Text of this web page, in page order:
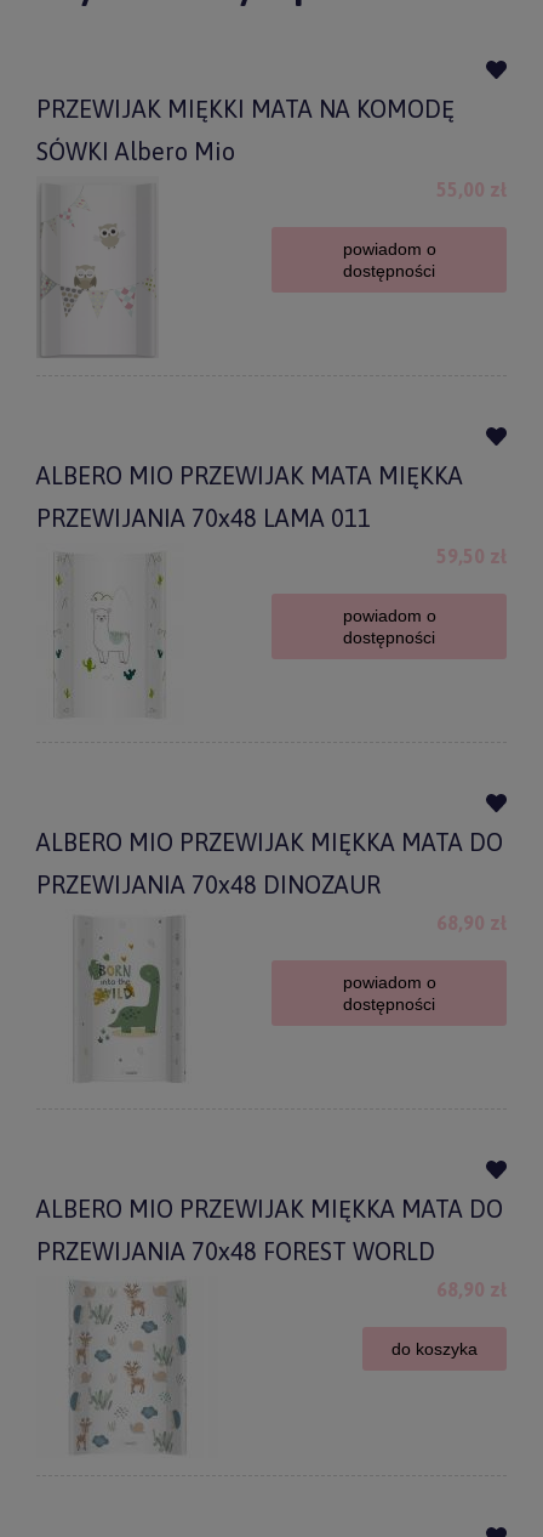
PRZEWIJAK MIĘKKI MATA NA KOMODĘ
SÓWKI Albero Mio
55,00 zł
powiadom o
dostępności
ALBERO MIO PRZEWIJAK MATA MIĘKKA
PRZEWIJANIA 70x48 LAMA 011
59,50 zł
powiadom o
dostępności
ALBERO MIO PRZEWIJAK MIĘKKA MATA DO
PRZEWIJANIA 70x48 DINOZAUR
68,90 zł
powiadom o
dostępności
ALBERO MIO PRZEWIJAK MIĘKKA MATA DO
PRZEWIJANIA 70x48 FOREST WORLD
68,90 zł
do koszyka